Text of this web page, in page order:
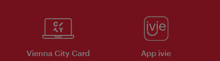
Vienna City Card App ivie